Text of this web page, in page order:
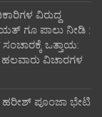
ವಿರುದ್ದ
ಗೂ ಪಾಲು ನೀಡಿ :
ಒತ್ತಾಯ:
ವಿಚಾರಗಳ
ಪೂಂಜಾ ಭೇಟಿ